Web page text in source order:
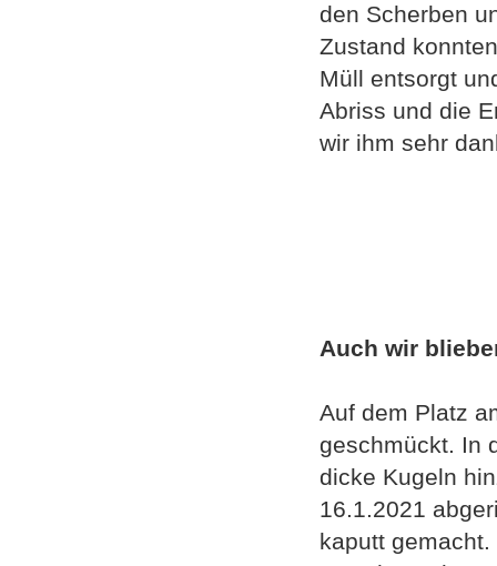
den Scherben
Zustand
Müll entsorgt
Abriss und die
wir ihm sehr
Auch wir
Auf dem Platz
geschmückt. In
dicke Kugeln
16.1.2021
kaputt